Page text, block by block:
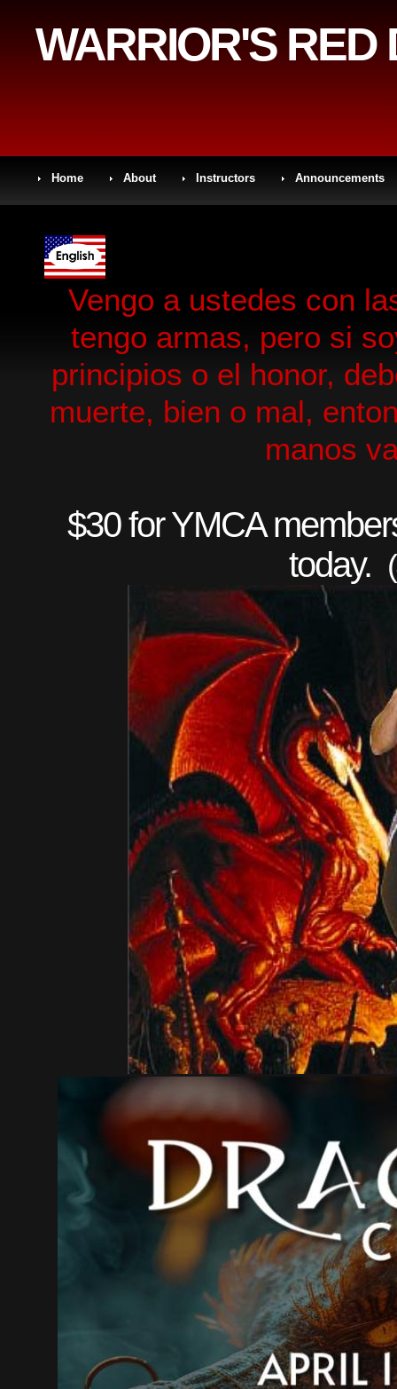
WARRIOR'S RED
Home About Instructors Announcements
Vengo a ustedes con
tengo armas, pero si
principios o el honor,
muerte, bien o mal,
manos
$30 for YMCA
today.